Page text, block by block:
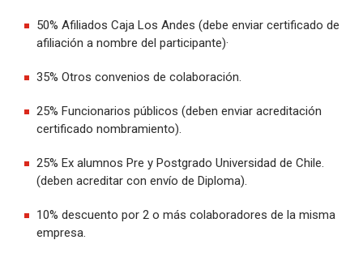
50% Afiliados Caja Los Andes (debe enviar certificado de
afiliación a nombre del participante)·
35% Otros convenios de colaboración.
25% Funcionarios públicos (deben enviar acreditación
certificado nombramiento).
25% Ex alumnos Pre y Postgrado Universidad de Chile.
(deben acreditar con envío de Diploma).
10% descuento por 2 o más colaboradores de la misma
empresa.